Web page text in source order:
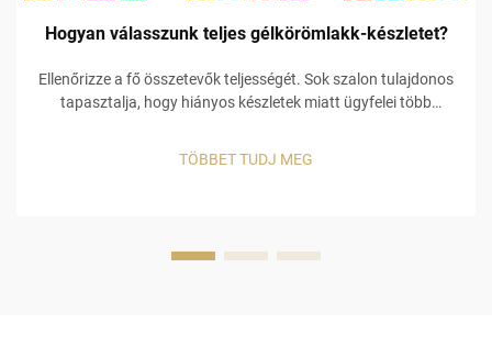
Hogyan válasszunk teljes gélkörömlakk-készletet?
Ellenőrizze a fő összetevők teljességét. Sok szalon tulajdonos
tapasztalja, hogy hiányos készletek miatt ügyfelei több
Például egy alacsony minőségű alapréteg miatt a gél szín
TÖBBET TUDJ MEG